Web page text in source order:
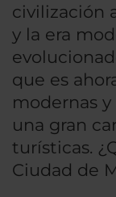
civilización
y la era
que es
modernas
una gran
turísticas.
Ciudad de